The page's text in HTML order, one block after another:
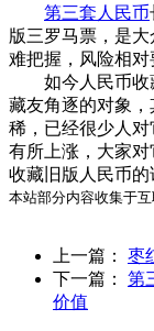
第三套人民币
版三罗马票，是
难把握，风险相对
如今人民币收
藏友角逐的对象
稀，已经很少人
有所上涨，大家
收藏旧版人民币的
本站部分内容收集于
上一篇： 枣
下一篇： 第
价值